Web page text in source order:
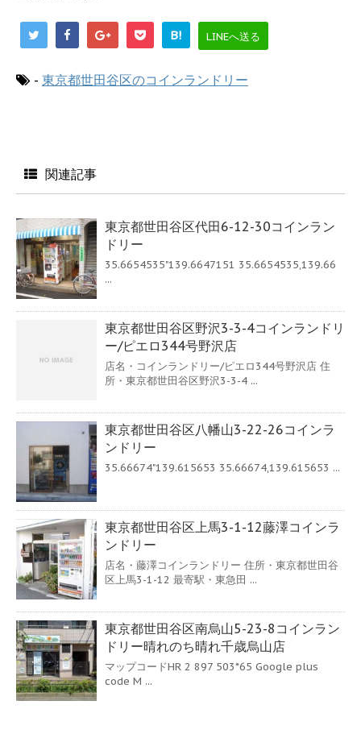
B! LINEへ送る
- 東京都世田谷区のコインランドリー
関連記事
東京都世田谷区代田6-12-30コインラン
ドリー
35.6654535"139.6647151 35.6654535,139.66
...
東京都世田谷区野沢3-3-4コインランドリ
ー/ピエロ344号野沢店
店名・コインランドリー/ピエロ344号野沢店 住
所・東京都世田谷区野沢3-3-4 ...
東京都世田谷区八幡山3-22-26コインラ
ンドリー
35.66674"139.615653 35.66674,139.615653 ...
東京都世田谷区上馬3-1-12藤澤コインラ
ンドリー
店名・藤澤コインランドリー 住所・東京都世田谷
区上馬3-1-12 最寄駅・東急田 ...
東京都世田谷区南烏山5-23-8コインラン
ドリー晴れのち晴れ千歳烏山店
マップコードHR 2 897 503*65 Google plus
code M ...